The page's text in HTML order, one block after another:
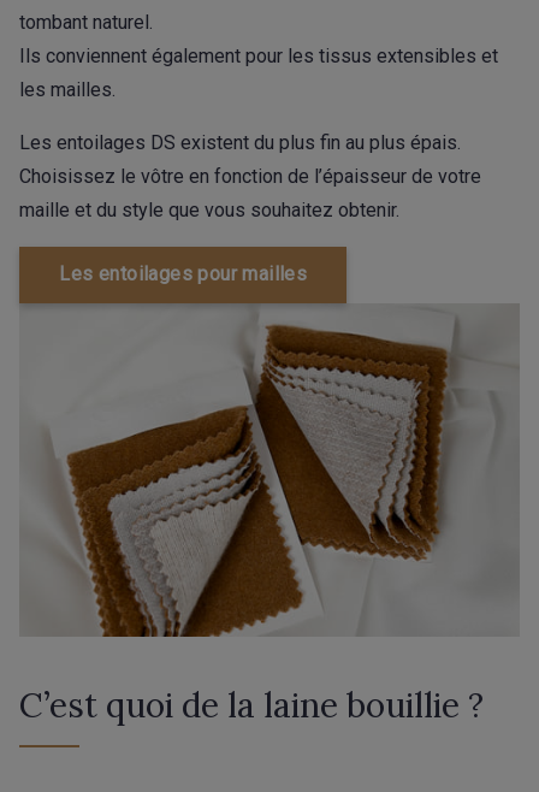
tombant naturel.
Ils conviennent également pour les tissus extensibles et
les mailles.
Les entoilages DS existent du plus fin au plus épais.
Choisissez le vôtre en fonction de l’épaisseur de votre
maille et du style que vous souhaitez obtenir.
Les entoilages pour mailles
C’est quoi de la laine bouillie ?